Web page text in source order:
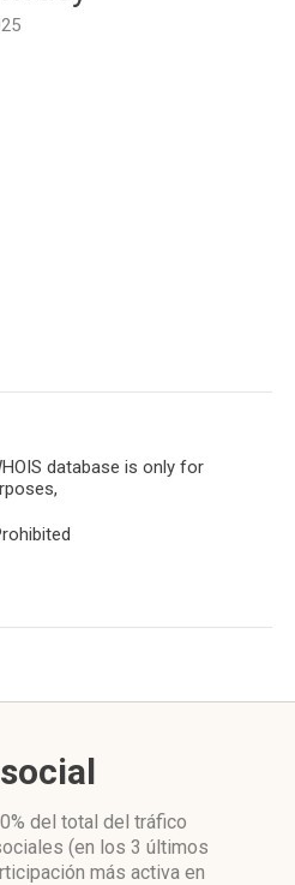
database is only for
del total del tráfico
(en los 3 últimos
más activa en